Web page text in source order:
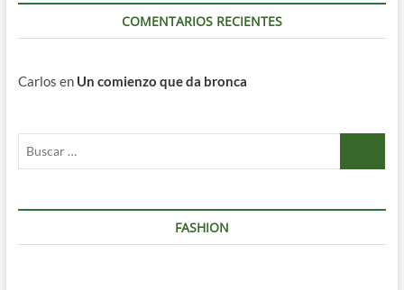
COMENTARIOS RECIENTES
Carlos en Un comienzo que da bronca
FASHION